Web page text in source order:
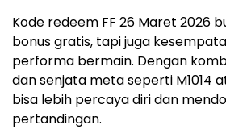
Kode redeem FF 26 Maret 2026
bonus gratis, tapi juga
performa bermain. Dengan
dan senjata meta seperti M1014
bisa lebih percaya diri dan
pertandingan.